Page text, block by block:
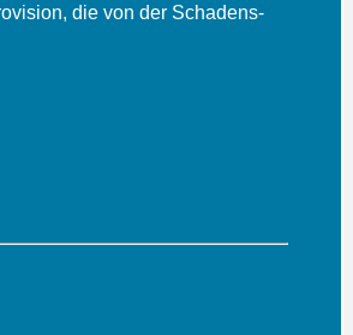
die von der Schadens­